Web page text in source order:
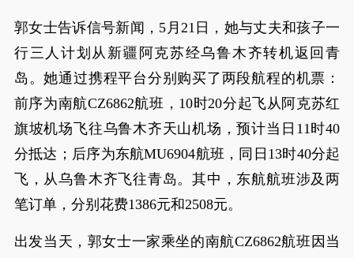
郭女士告诉信号新闻，5月21日，她与丈夫和孩子一
行三人计划从新疆阿克苏经乌鲁木齐转机返回青
岛。她通过携程平台分别购买了两段航程的机票：
前序为南航CZ6862航班，10时20分起飞从阿克苏红
旗坡机场飞往乌鲁木齐天山机场，预计当日11时40
分抵达；后序为东航MU6904航班，同日13时40分起
飞，从乌鲁木齐飞往青岛。其中，东航航班涉及两
笔订单，分别花费1386元和2508元。
出发当天，郭女士一家乘坐的南航CZ6862航班因当